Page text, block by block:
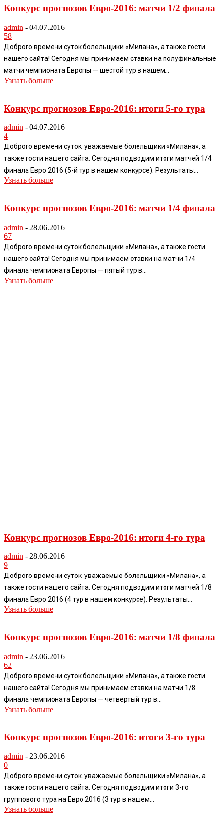
Конкурс прогнозов Евро-2016: матчи 1/2 финала
admin - 04.07.2016
58
Доброго времени суток болельщики «Милана», а также гости
нашего сайта! Сегодня мы принимаем ставки на полуфинальные
матчи чемпионата Европы — шестой тур в нашем...
Узнать больше
Конкурс прогнозов Евро-2016: итоги 5-го тура
admin - 04.07.2016
4
Доброго времени суток, уважаемые болельщики «Милана», а
также гости нашего сайта. Сегодня подводим итоги матчей 1/4
финала Евро 2016 (5-й тур в нашем конкурсе). Результаты...
Узнать больше
Конкурс прогнозов Евро-2016: матчи 1/4 финала
admin - 28.06.2016
67
Доброго времени суток болельщики «Милана», а также гости
нашего сайта! Сегодня мы принимаем ставки на матчи 1/4
финала чемпионата Европы — пятый тур в...
Узнать больше
Конкурс прогнозов Евро-2016: итоги 4-го тура
admin - 28.06.2016
9
Доброго времени суток, уважаемые болельщики «Милана», а
также гости нашего сайта. Сегодня подводим итоги матчей 1/8
финала Евро 2016 (4 тур в нашем конкурсе). Результаты...
Узнать больше
Конкурс прогнозов Евро-2016: матчи 1/8 финала
admin - 23.06.2016
62
Доброго времени суток болельщики «Милана», а также гости
нашего сайта! Сегодня мы принимаем ставки на матчи 1/8
финала чемпионата Европы — четвертый тур в...
Узнать больше
Конкурс прогнозов Евро-2016: итоги 3-го тура
admin - 23.06.2016
0
Доброго времени суток, уважаемые болельщики «Милана», а
также гости нашего сайта. Сегодня подводим итоги 3-го
группового тура на Евро 2016 (3 тур в нашем...
Узнать больше